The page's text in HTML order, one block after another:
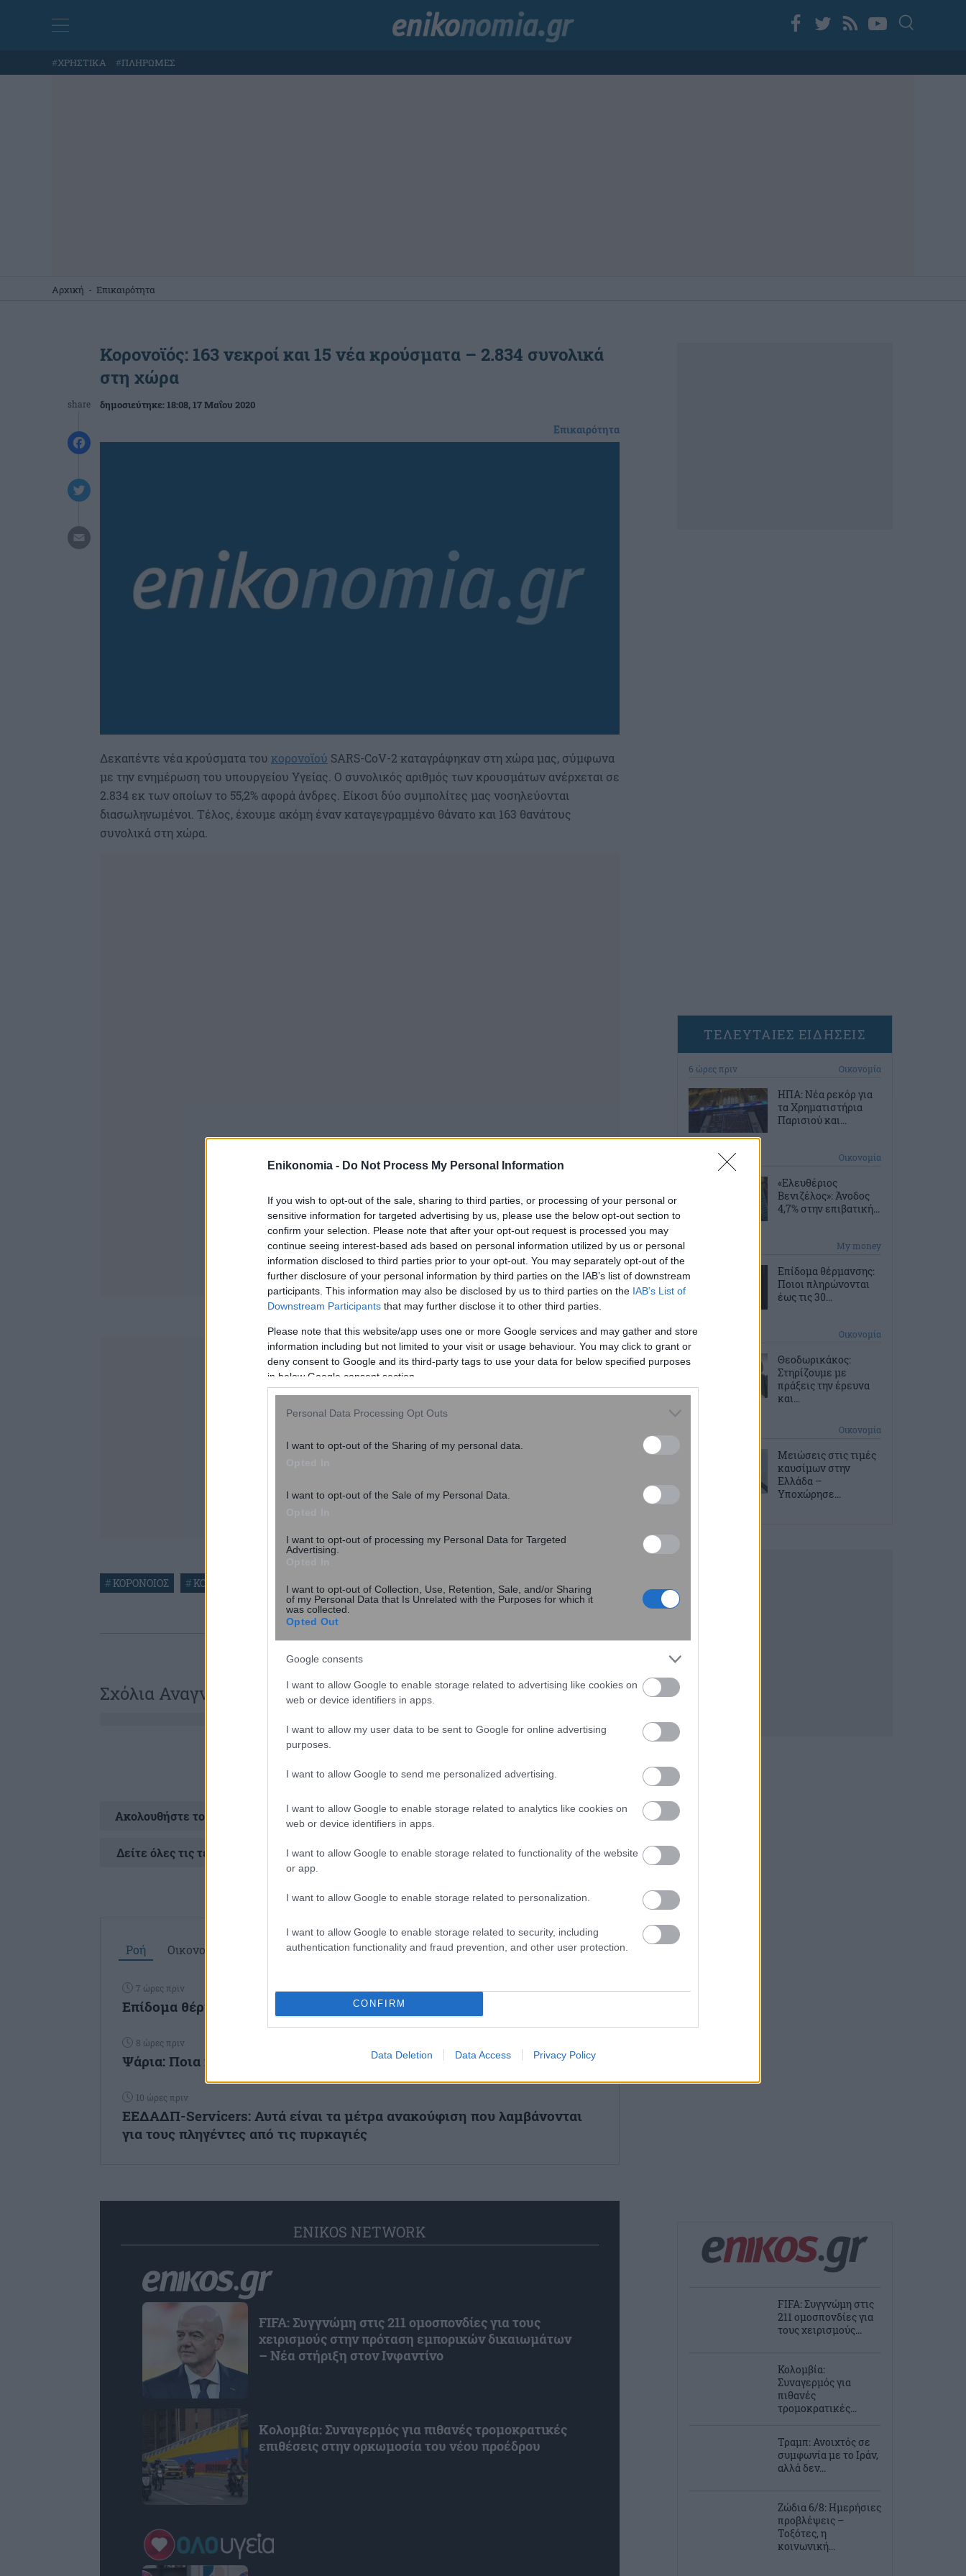
Enikonomia - Do Not Process My Personal Information
If you wish to opt-out of the sale, sharing to third parties, or processing of your personal or
sensitive information for targeted advertising by us, please use the below opt-out section to
confirm your selection. Please note that after your opt-out request is processed you may
continue seeing interest-based ads based on personal information utilized by us or personal
information disclosed to third parties prior to your opt-out. You may separately opt-out of the
further disclosure of your personal information by third parties on the IAB’s list of downstream
participants. This information may also be disclosed by us to third parties on the IAB’s List of
Downstream Participants that may further disclose it to other third parties.
Please note that this website/app uses one or more Google services and may gather and store
information including but not limited to your visit or usage behaviour. You may click to grant or
deny consent to Google and its third-party tags to use your data for below specified purposes
in below Google consent section.
Personal Data Processing Opt Outs
I want to opt-out of the Sharing of my personal data.
I want to opt-out of the Sale of my Personal Data.
I want to opt-out of processing my Personal Data for Targeted
Advertising.
I want to opt-out of Collection, Use, Retention, Sale, and/or Sharing
of my Personal Data that Is Unrelated with the Purposes for which it
was collected.
Opted Out
Google consents
I want to allow Google to enable storage related to advertising like cookies on
web or device identifiers in apps.
I want to allow my user data to be sent to Google for online advertising
purposes.
I want to allow Google to send me personalized advertising.
I want to allow Google to enable storage related to analytics like cookies on
web or device identifiers in apps.
I want to allow Google to enable storage related to functionality of the website
or app.
I want to allow Google to enable storage related to personalization.
I want to allow Google to enable storage related to security, including
authentication functionality and fraud prevention, and other user protection.
CONFIRM
Data Deletion Data Access Privacy Policy
#ΧΡΗΣΤΙΚΑ #ΠΛΗΡΩΜΕΣ
Αρχική - Επικαιρότητα
share
Κορονοϊός: 163 νεκροί και 15 νέα κρούσματα – 2.834 συνολικά
στη χώρα
δημοσιεύτηκε:18:08, 17 Μαΐου 2020
Επικαιρότητα
Δεκαπέντε νέα κρούσματα του κορονοϊού SARS-CoV-2 καταγράφηκαν στη χώρα μας, σύμφωνα
με την ενημέρωση του υπουργείου Υγείας. Ο συνολικός αριθμός των κρουσμάτων ανέρχεται σε
2.834 εκ των οποίων το 55,2% αφορά άνδρες. Είκοσι δύο συμπολίτες μας νοσηλεύονται
διασωληνωμένοι. Τέλος, έχουμε ακόμη έναν καταγεγραμμένο θάνατο και 163 θανάτους
συνολικά στη χώρα.
#ΚΟΡΟΝΟΙΟΣ #ΚΟΡΩΝΟΙΟΣ ΚΡΟΥΣΜΑΤΑ ΝΕΚΡΟΙ
Σχόλια Αναγνωστών
Ακολουθήστε το στοGoogle News και μάθετε πρώτοι όλες τις ειδήσεις
Δείτε όλες τις τελευταίες Ειδήσειςαπό την Ελλάδα και τον Κόσμο στο
Ροή Οικονομία Επιχειρήσεις Επικαιρότητα
7 ώρες πριν
Επίδομα θέρμανσης: Ποιοι πληρώνονται έως τις 30 Σεπτεμβρίου 2026
8 ώρες πριν
Ψάρια: Ποια κοστίζουν περισσότερο και σε ποια υπάρχουν ελλείψεις
10 ώρες πριν
ΕΕΔΑΔΠ-Servicers: Αυτά είναι τα μέτρα ανακούφιση που λαμβάνονται
για τους πληγέντες από τις πυρκαγιές
ENIKOS NETWORK
FIFA: Συγγνώμη στις 211 ομοσπονδίες για τους
χειρισμούς στην πρόταση εμπορικών δικαιωμάτων
– Νέα στήριξη στον Ινφαντίνο
Κολομβία: Συναγερμός για πιθανές τρομοκρατικές
επιθέσεις στην ορκωμοσία του νέου προέδρου
ΤΕΛΕΥΤΑΙΕΣ ΕΙΔΗΣΕΙΣ
6 ώρες πριν Οικονομία
ΗΠΑ: Νέα ρεκόρ για
τα Χρηματιστήρια
Παρισιού και...
6 ώρες πριν Οικονομία
«Ελευθέριος
Βενιζέλος»: Άνοδος
4,7% στην επιβατική...
My money
Επίδομα θέρμανσης:
Ποιοι πληρώνονται
έως τις 30...
7 ώρες πριν Οικονομία
Θεοδωρικάκος:
Στηρίζουμε με
πράξεις την έρευνα
και...
Οικονομία
Μειώσεις στις τιμές
καυσίμων στην
Ελλάδα –
Υποχώρησε...
FIFA: Συγγνώμη στις
211 ομοσπονδίες για
τους χειρισμούς...
Κολομβία:
Συναγερμός για
πιθανές
τρομοκρατικές...
Τραμπ: Ανοιχτός σε
συμφωνία με το Ιράν,
αλλά δεν...
Ζώδια 6/8: Ημερήσιες
προβλέψεις –
Τοξότες, η
κοινωνική...